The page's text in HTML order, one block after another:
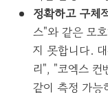
정확하고 구체
스"와 같은 모
지 못합니다.
리", "코엑스
같이 측정 가능